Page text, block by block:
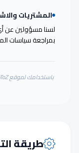
المشتريات
لسنا مسؤولين عن
بمراجعة سياسات
طريقة